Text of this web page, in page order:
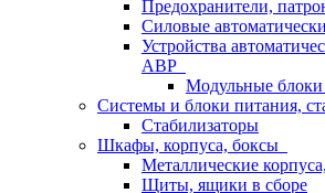
Предохранители,
Силовые
Устройства
АВР
Модульные
Системы и блоки питания,
Стабилизаторы
Шкафы, корпуса, боксы
Металлические
Щиты, ящики в сборе